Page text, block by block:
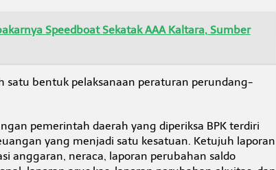
Speedboat Sekatak AAA Kaltara, Sumber
satu bentuk pelaksanaan peraturan perundang-
pemerintah daerah yang diperiksa BPK terdiri
yang menjadi satu kesatuan. Ketujuh laporan
anggaran, neraca, laporan perubahan saldo